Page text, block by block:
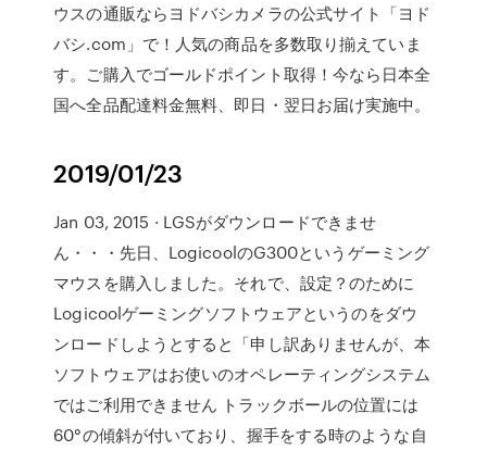
ウスの通販ならヨドバシカメラの公式サイト「ヨド
バシ.com」で！人気の商品を多数取り揃えていま
す。ご購入でゴールドポイント取得！今なら日本全
国へ全品配達料金無料、即日・翌日お届け実施中。
2019/01/23
Jan 03, 2015 · LGSがダウンロードできませ
ん・・・先日、LogicoolのG300というゲーミング
マウスを購入しました。それで、設定？のために
Logicoolゲーミングソフトウェアというのをダウ
ンロードしようとすると「申し訳ありませんが、本
ソフトウェアはお使いのオペレーティングシステム
ではご利用できません トラックボールの位置には
60°の傾斜が付いており、握手をする時のような自